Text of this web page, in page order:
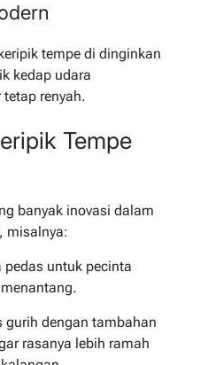
tempe di dinginkan
kedap udara
renyah.
Tempe
banyak inovasi dalam
misalnya:
pedas untuk pecinta
gurih dengan tambahan
rasanya lebih ramah